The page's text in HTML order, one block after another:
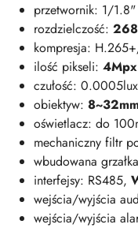
przetwornik: 1/
rozdzielczość:
kompresja:
ilość pikseli: 4Mpx
czułość:
obiektyw:
oświetlacz: do
mechaniczny filtr
wbudowana grzałka
interfejsy: RS485,
wejścia/wyjścia
wejścia/wyjścia